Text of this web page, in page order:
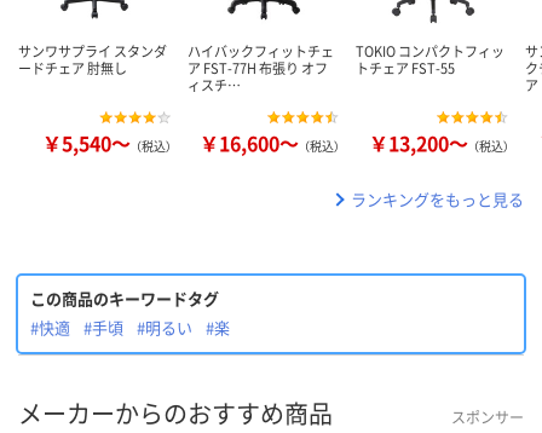
サンワサプライ スタンダ
ードチェア 肘無し
￥5,540～ （税込）
ハイバックフィットチェ
ア FST-77H 布張り オフ
ィスチ…
￥16,600～ （税込）
TOKIO コンパクトフィッ
トチェア FST-55
￥13,200～ （税込）
サ
ア
ランキングをもっと見る
この商品のキーワードタグ
#快適 #手頃 #明るい #楽
メーカーからのおすすめ商品 スポンサー